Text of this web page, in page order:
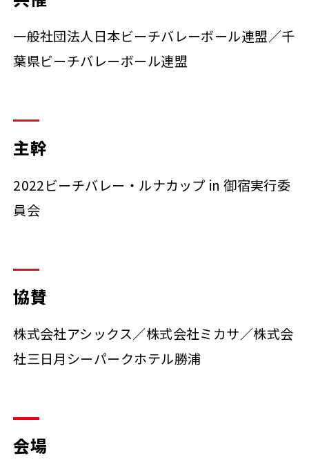
一般社団法人日本ビーチバレーボール連盟／千
葉県ビーチバレーボール連盟
主幹
2022ビーチバレー・ルナカップ in 御宿実行委
員会
協賛
株式会社アシックス／株式会社ミカサ／株式会
社三日月シーパークホテル勝浦
会場